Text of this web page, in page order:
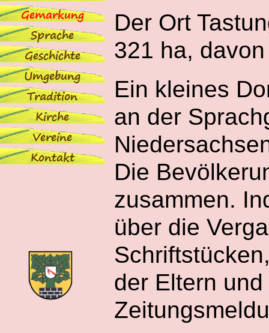
Der Ort
321 ha,
Ein kleines
an der
Die
zusammen.
über die
der Eltern